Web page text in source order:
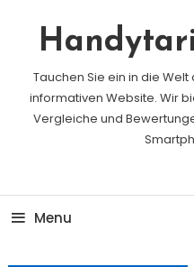
Tauchen Sie ein in die
informativen Website. Wir
Vergleiche und
Menu